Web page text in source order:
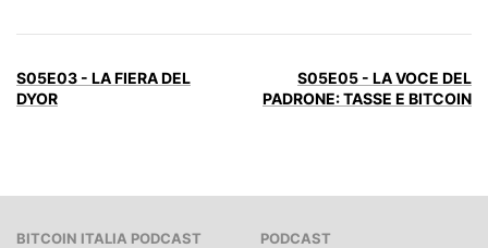
S05E03 - LA FIERA DEL
DYOR
S05E05 - LA VOCE DEL
PADRONE: TASSE E BITCOIN
BITCOIN ITALIA PODCAST PODCAST